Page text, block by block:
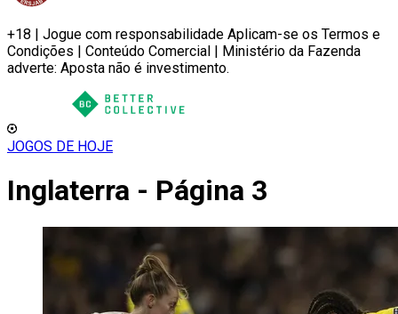
+18 | Jogue com responsabilidade Aplicam-se os Termos e
Condições | Conteúdo Comercial | Ministério da Fazenda
adverte: Aposta não é investimento.
JOGOS DE HOJE
Inglaterra - Página 3